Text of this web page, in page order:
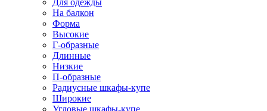
Для одежды
На балкон
Форма
Высокие
Г-образные
Длинные
Низкие
П-образные
Радиусные шкафы-купе
Широкие
Угловые шкафы-купе